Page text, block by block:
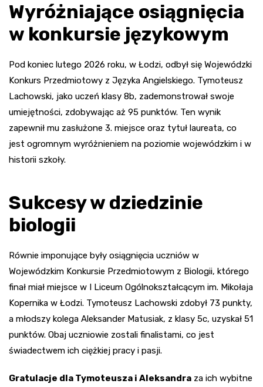
Wyróżniające osiągnięcia
w konkursie językowym
Pod koniec lutego 2026 roku, w Łodzi, odbył się Wojewódzki
Konkurs Przedmiotowy z Języka Angielskiego. Tymoteusz
Lachowski, jako uczeń klasy 8b, zademonstrował swoje
umiejętności, zdobywając aż 95 punktów. Ten wynik
zapewnił mu zasłużone 3. miejsce oraz tytuł laureata, co
jest ogromnym wyróżnieniem na poziomie wojewódzkim i w
historii szkoły.
Sukcesy w dziedzinie
biologii
Równie imponujące były osiągnięcia uczniów w
Wojewódzkim Konkursie Przedmiotowym z Biologii, którego
finał miał miejsce w I Liceum Ogólnokształcącym im. Mikołaja
Kopernika w Łodzi. Tymoteusz Lachowski zdobył 73 punkty,
a młodszy kolega Aleksander Matusiak, z klasy 5c, uzyskał 51
punktów. Obaj uczniowie zostali finalistami, co jest
świadectwem ich ciężkiej pracy i pasji.
Gratulacje dla Tymoteusza i Aleksandra za ich wybitne